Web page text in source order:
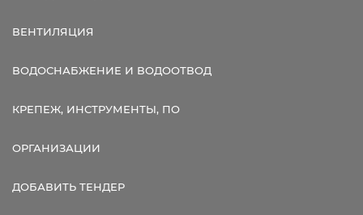
ВЕНТИЛЯЦИЯ
ВОДОСНАБЖЕНИЕ И ВОДООТВОД
КРЕПЕЖ, ИНСТРУМЕНТЫ, ПО
ОРГАНИЗАЦИИ
ДОБАВИТЬ ТЕНДЕР